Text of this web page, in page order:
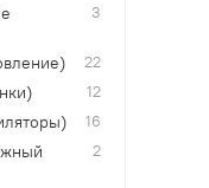
3
22
12
16
2